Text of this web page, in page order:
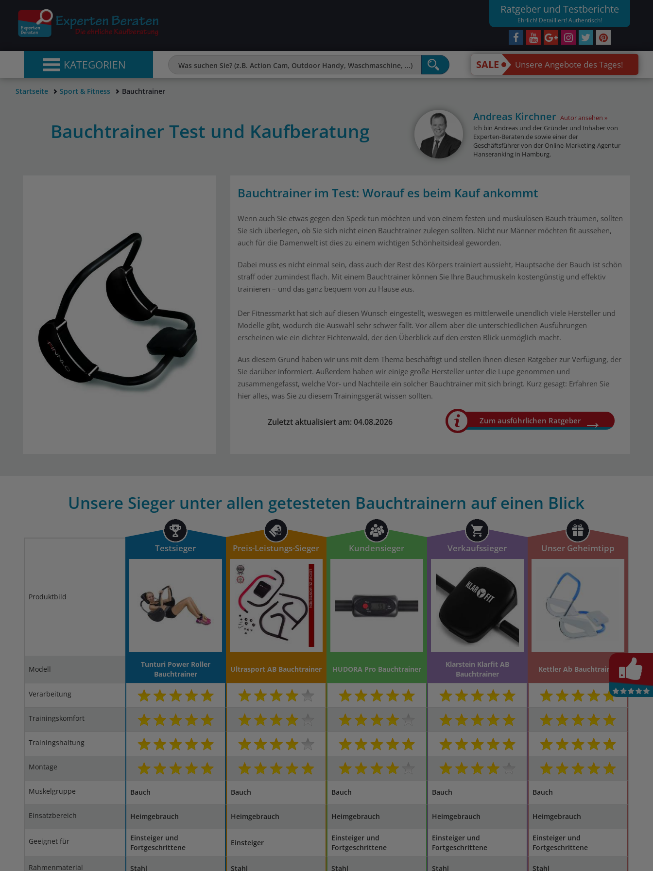
Ratgeber und Testberichte
Ehrlich! Detailliert! Authentisch!
KATEGORIEN SALE Unsere Angebote des Tages!
Startseite Sport & Fitness Bauchtrainer
Bauchtrainer Test und Kaufberatung
Andreas Kirchner Autor ansehen
Ich bin Andreas und der Gründer und Inhaber von
Experten-Beraten.de sowie einer der
Geschäftsführer von der Online-Marketing-Agentur
Hanseranking in Hamburg.
Bauchtrainer im Test: Worauf es beim Kauf ankommt
Wenn auch Sie etwas gegen den Speck tun möchten und von einem festen und muskulösen Bauch träumen, sollten
Sie sich überlegen, ob Sie sich nicht einen Bauchtrainer zulegen sollten. Nicht nur Männer möchten fit aussehen,
auch für die Damenwelt ist dies zu einem wichtigen Schönheitsideal geworden.
Dabei muss es nicht einmal sein, dass auch der Rest des Körpers trainiert aussieht, Hauptsache der Bauch ist schön
straff oder zumindest flach. Mit einem Bauchtrainer können Sie Ihre Bauchmuskeln kostengünstig und effektiv
trainieren – und das ganz bequem von zu Hause aus.
Der Fitnessmarkt hat sich auf diesen Wunsch eingestellt, weswegen es mittlerweile unendlich viele Hersteller und
Modelle gibt, wodurch die Auswahl sehr schwer fällt. Vor allem aber die unterschiedlichen Ausführungen
erscheinen wie ein dichter Fichtenwald, der den Überblick auf den ersten Blick unmöglich macht.
Aus diesem Grund haben wir uns mit dem Thema beschäftigt und stellen Ihnen diesen Ratgeber zur Verfügung, der
Sie darüber informiert. Außerdem haben wir einige große Hersteller unter die Lupe genommen und
zusammengefasst, welche Vor- und Nachteile ein solcher Bauchtrainer mit sich bringt. Kurz gesagt: Erfahren Sie
hier alles, was Sie zu diesem Trainingsgerät wissen sollten.
Zuletzt aktualisiert am: 04.08.2026 Zum ausführlichen Ratgeber
Unsere Sieger unter allen getesteten Bauchtrainern auf einen Blick
Produktbild
Testsieger Preis-Leistungs-Sieger Kundensieger Verkaufssieger Unser Geheimtipp
Modell
Tunturi Power Roller
Bauchtrainer
Ultrasport AB Bauchtrainer HUDORA Pro Bauchtrainer
Klarstein Klarfit AB
Bauchtrainer
Kettler Ab Bauchtrainer
Verarbeitung
Trainingskomfort
Trainingshaltung
Montage
Muskelgruppe Bauch Bauch Bauch Bauch Bauch
Einsatzbereich Heimgebrauch Heimgebrauch Heimgebrauch Heimgebrauch Heimgebrauch
Geeignet für
Einsteiger und
Fortgeschrittene
Einsteiger
Einsteiger und
Fortgeschrittene
Einsteiger und
Fortgeschrittene
Einsteiger und
Fortgeschrittene
Rahmenmaterial Stahl Stahl Stahl Stahl Stahl